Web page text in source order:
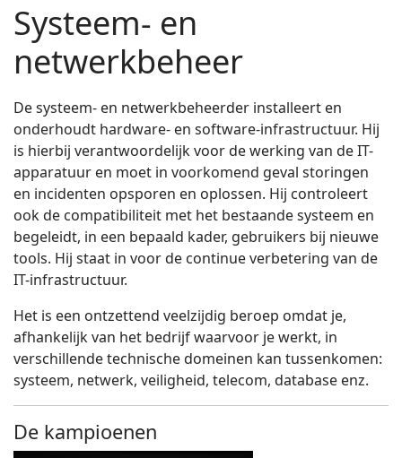
Systeem- en
netwerkbeheer
De systeem- en netwerkbeheerder installeert en
onderhoudt hardware- en software-infrastructuur. Hij
is hierbij verantwoordelijk voor de werking van de IT-
apparatuur en moet in voorkomend geval storingen
en incidenten opsporen en oplossen. Hij controleert
ook de compatibiliteit met het bestaande systeem en
begeleidt, in een bepaald kader, gebruikers bij nieuwe
tools. Hij staat in voor de continue verbetering van de
IT-infrastructuur.
Het is een ontzettend veelzijdig beroep omdat je,
afhankelijk van het bedrijf waarvoor je werkt, in
verschillende technische domeinen kan tussenkomen:
systeem, netwerk, veiligheid, telecom, database enz.
De kampioenen